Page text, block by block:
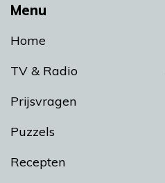
Menu
Home
TV & Radio
Prijsvragen
Puzzels
Recepten